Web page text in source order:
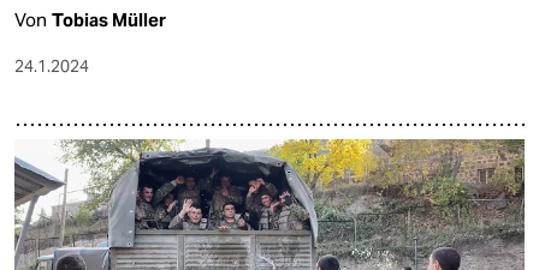
Von Tobias Müller
24.1.2024